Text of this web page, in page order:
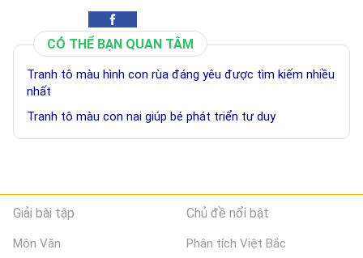
CÓ THỂ BẠN QUAN TÂM
Tranh tô màu hình con rùa đáng yêu được tìm kiếm nhiều
nhất
Tranh tô màu con nai giúp bé phát triển tư duy
Giải bài tập
Môn Văn
Chủ đề nổi bật
Phân tích Việt Bắc